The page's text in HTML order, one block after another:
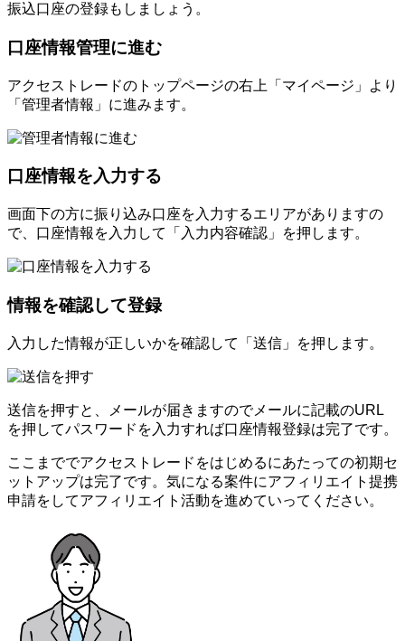
振込口座の登録もしましょう。
口座情報管理に進む
アクセストレードのトップページの右上「マイページ」より
「管理者情報」に進みます。
口座情報を入力する
画面下の方に振り込み口座を入力するエリアがありますの
で、口座情報を入力して「入力内容確認」を押します。
情報を確認して登録
入力した情報が正しいかを確認して「送信」を押します。
送信を押すと、メールが届きますのでメールに記載のURL
を押してパスワードを入力すれば口座情報登録は完了です。
ここまででアクセストレードをはじめるにあたっての初期セ
ットアップは完了です。気になる案件にアフィリエイト提携
申請をしてアフィリエイト活動を進めていってください。